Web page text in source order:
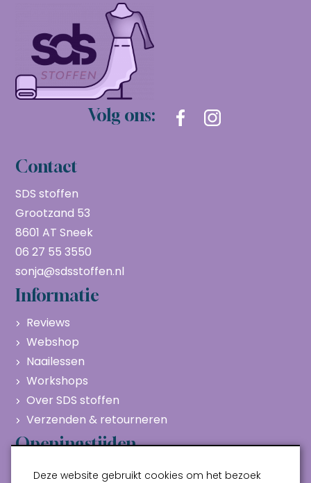
Volg ons:
Contact
SDS stoffen
Grootzand 53
8601 AT Sneek
06 27 55 3550
sonja@sdsstoffen.nl
Informatie
Reviews
Webshop
Naailessen
Workshops
Over SDS stoffen
Verzenden & retourneren
Openingstijden
Maandag
Gesloten
Deze website gebruikt cookies om het bezoek